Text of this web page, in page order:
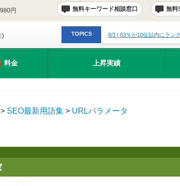
円 無料キーワード相談窓口 無料
) TOPICS 8/3 | 63％が10位以内にラン
料金 上昇実績
> SEO最新用語集 > URLパラメータ